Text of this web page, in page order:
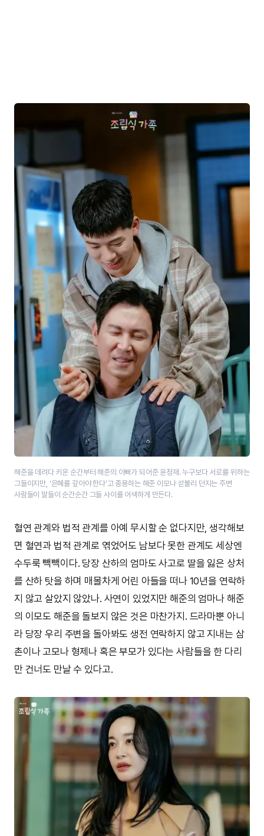
해준을 데려다 키운 순간부터 해준의 아빠가 되어준 윤정재. 누구보다 서로를 위하는
그들이지만, ‘은혜를 갚아야 한다’고 종용하는 해준 이모나 섣불리 던지는 주변
사람들이 말들이 순간순간 그들 사이를 어색하게 만든다.
혈연 관계와 법적 관계를 아예 무시할 순 없다지만, 생각해보
면 혈연과 법적 관계로 엮었어도 남보다 못한 관계도 세상엔
수두룩 빽빽이다. 당장 산하의 엄마도 사고로 딸을 잃은 상처
를 산하 탓을 하며 매몰차게 어린 아들을 떠나 10년을 연락하
지 않고 살았지 않았나. 사연이 있었지만 해준의 엄마나 해준
의 이모도 해준을 돌보지 않은 것은 마찬가지. 드라마뿐 아니
라 당장 우리 주변을 돌아봐도 생전 연락하지 않고 지내는 삼
촌이나 고모나 형제나 혹은 부모가 있다는 사람들을 한 다리
만 건너도 만날 수 있다고.